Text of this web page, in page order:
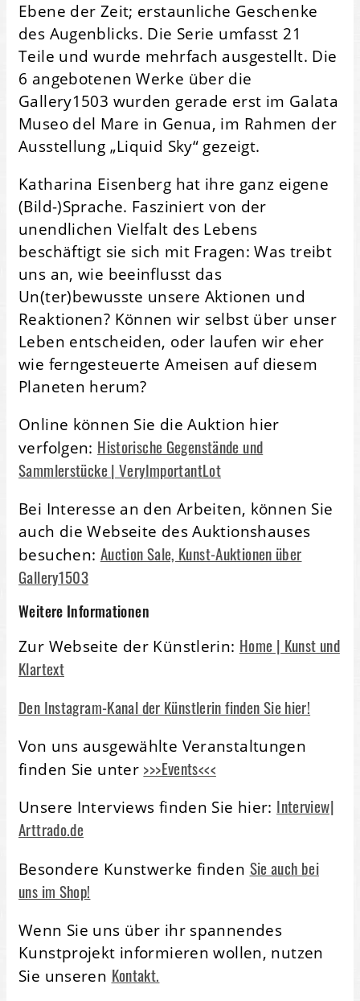
Ebene der Zeit; erstaunliche Geschenke
des Augenblicks. Die Serie umfasst 21
Teile und wurde mehrfach ausgestellt. Die
6 angebotenen Werke über die
Gallery1503 wurden gerade erst im Galata
Museo del Mare in Genua, im Rahmen der
Ausstellung „Liquid Sky“ gezeigt.
Katharina Eisenberg hat ihre ganz eigene
(Bild-)Sprache. Fasziniert von der
unendlichen Vielfalt des Lebens
beschäftigt sie sich mit Fragen: Was treibt
uns an, wie beeinflusst das
Un(ter)bewusste unsere Aktionen und
Reaktionen? Können wir selbst über unser
Leben entscheiden, oder laufen wir eher
wie ferngesteuerte Ameisen auf diesem
Planeten herum?
Online können Sie die Auktion hier
verfolgen: Historische Gegenstände und
Sammlerstücke | VeryImportantLot
Bei Interesse an den Arbeiten, können Sie
auch die Webseite des Auktionshauses
besuchen: Auction Sale, Kunst-Auktionen über
Gallery1503
Weitere Informationen
Zur Webseite der Künstlerin: Home | Kunst und
Klartext
Den Instagram-Kanal der Künstlerin finden Sie hier!
Von uns ausgewählte Veranstaltungen
finden Sie unter >>>Events<<<
Unsere Interviews finden Sie hier: Interview|
Arttrado.de
Besondere Kunstwerke finden Sie auch bei
uns im Shop!
Wenn Sie uns über ihr spannendes
Kunstprojekt informieren wollen, nutzen
Sie unseren Kontakt.